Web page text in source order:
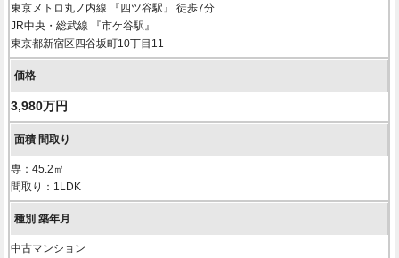
東京メトロ丸ノ内線 『四ツ谷駅』 徒歩7分
JR中央・総武線 『市ケ谷駅』
東京都新宿区四谷坂町10丁目11
3,980万円
専：45.2㎡
間取り：1LDK
中古マンション